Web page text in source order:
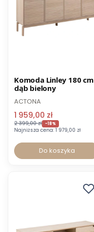
Promocja
Wysyłka 24h
Komoda Linley 180 cm
dąb bielony
ACTONA
1 959,00 zł
2 399,00 zł -18%
Najniższa cena: 1 979,00 zł
Do koszyka